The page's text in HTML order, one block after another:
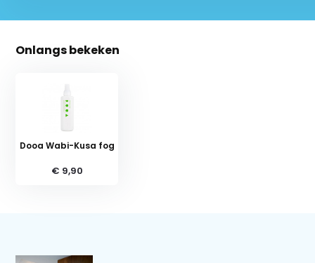
Onlangs bekeken
Dooa Wabi-Kusa fog
€ 9,90